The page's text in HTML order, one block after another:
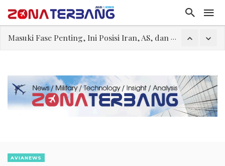
Perjanjian Selat Hormuz Makin Dekat, Harga Minyak Mentah Melonjak Akibat Serangan Terbaru Houthi
Filsafat “Toy Story”
Megaproyek Panas Bumi PT Star Energy Dikeluhkan Warga Lampung Barat, Rumah Rusak hingga Dugaan Pelanggaran Lingkungan
Tiongkok Pamerkan Jet Pembom H-6N
AVIANEWS